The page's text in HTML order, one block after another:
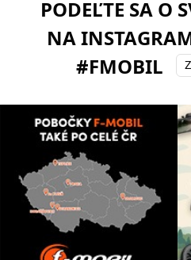
PODEĽTE SA O
NA
#FMOBIL